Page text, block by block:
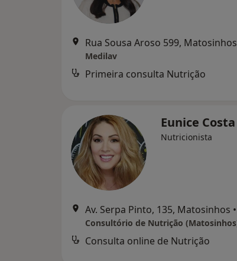
Rua Sousa Aroso 599, Matosinhos
Medilav
Primeira consulta Nutrição
Eunice Costa
Nutricionista
Av. Serpa Pinto, 135, Matosinhos •
Consulta online de Nutrição